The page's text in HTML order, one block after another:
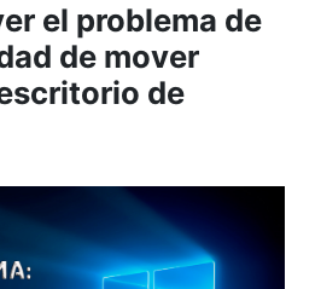
el problema de
de mover
de